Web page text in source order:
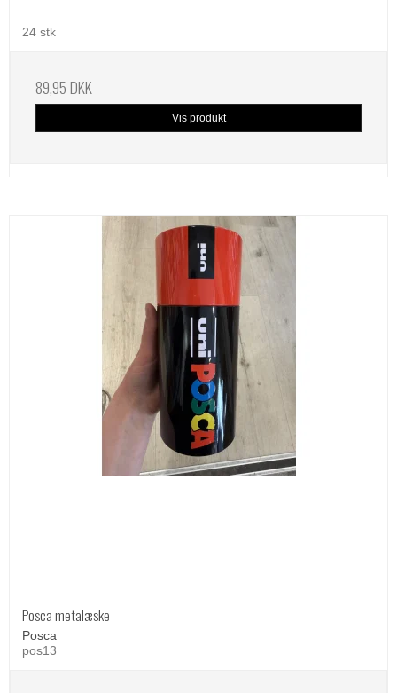
24 stk
89,95 DKK
Vis produkt
Posca metalæske
Posca
pos13